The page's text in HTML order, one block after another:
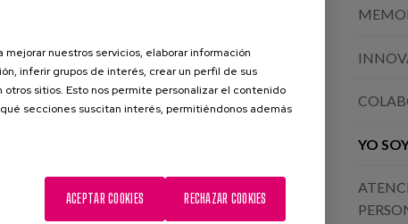
Mi trabajo es ayudar en todo lo que
Yo soy
generación

YO
nuestros servicios, elaborar información
inferir grupos de interés, crear un perfil de sus
sitios. Esto nos permite personalizar el contenido
secciones suscitan interés, permitiéndonos además
RECHAZAR COOKIES
ACEPTAR COOKIES